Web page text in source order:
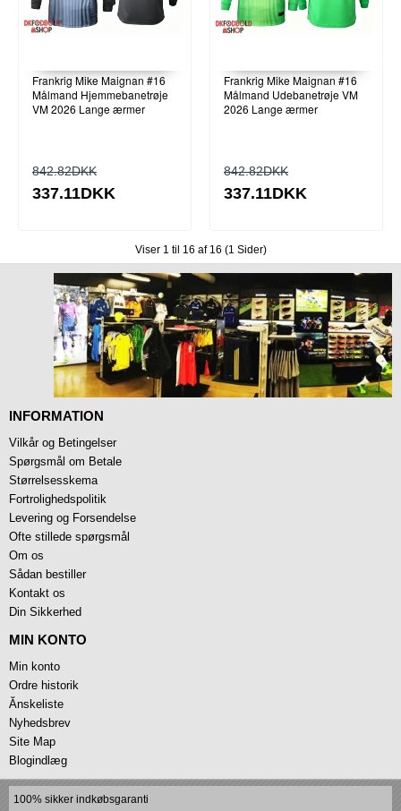
Frankrig Mike Maignan #16
Målmand Hjemmebanetrøje
VM 2026 Lange ærmer
842.82DKK
337.11DKK
Frankrig Mike Maignan #16
Målmand Udebanetrøje VM
2026 Lange ærmer
842.82DKK
337.11DKK
Viser 1 til 16 af 16 (1 Sider)
INFORMATION
Vilkår og Betingelser
Spørgsmål om Betale
Størrelsesskema
Fortrolighedspolitik
Levering og Forsendelse
Ofte stillede spørgsmål
Om os
Sådan bestiller
Kontakt os
Din Sikkerhed
MIN KONTO
Min konto
Ordre historik
Ănskeliste
Nyhedsbrev
Site Map
Blogindlæg
100% sikker indkøbsgaranti